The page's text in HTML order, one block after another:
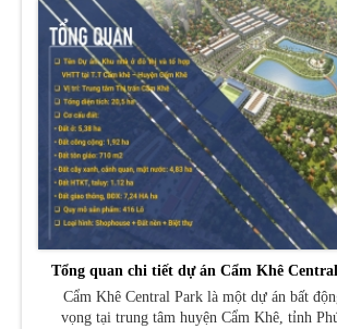
Tổng quan chi tiết dự án Cẩm Khê
Cẩm Khê Central Park là một dự án bất
vọng tại trung tâm huyện Cẩm Khê, tỉnh